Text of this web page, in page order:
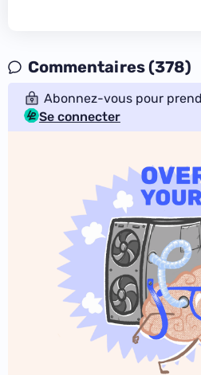
Commentaires (378)
Abonnez-vous pour
Se connecter